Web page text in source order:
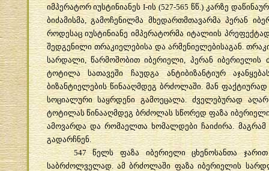
იმპერატორ იუსტინიანესI-ის(527-565 წწ.)კარზე
ბიძამისმა ,გამოჩენილმა მხედართმთავარმა პერან
როდესაც იუსტინიანე იმპერატორმა იტალიის
შედგენილი თრაკიელებისა და არმენიელებისაგან.
სარდალი, წარმოშობით იბერიელი პერან იბერიელის
ტოტილა
სათავეში ჩაუდგა ანტიბიზანტიურ
ბიზანტიელების წინააღმდეგ ბრძოლაში. მან ფაქტიურად
სოციალური საყრდენი გამოეცალა .ძველებურად
აღარ
ტოტილას წინააღმდეგ ბრძოლას სწორედ ფაზა
ამოვარდა და რომაელთა ხომალდები ჩაიძირა.მაგრამ
გადარჩნენ.
547წელს ფაზა იბერიელი ცხენოსანთა
ჯარით
საბრძოლველად.ამ ბრძოლაში ფაზა იბერიელის